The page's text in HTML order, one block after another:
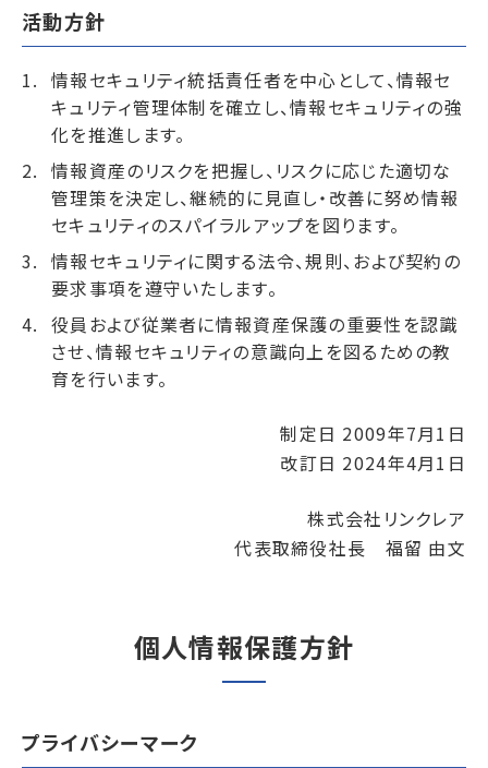
活動方針
情報セキュリティ統括責任者を中心として、情報セ
キュリティ管理体制を確立し、情報セキュリティの強
化を推進します。
情報資産のリスクを把握し、リスクに応じた適切な
管理策を決定し、継続的に見直し・改善に努め情報
セキュリティのスパイラルアップを図ります。
情報セキュリティに関する法令、規則、および契約の
要求事項を遵守いたします。
役員および従業者に情報資産保護の重要性を認識
させ、情報セキュリティの意識向上を図るための教
育を行います。
制定日 2009年7月1日
改訂日 2024年4月1日
株式会社リンクレア
代表取締役社長 福留 由文
個人情報保護方針
プライバシーマーク